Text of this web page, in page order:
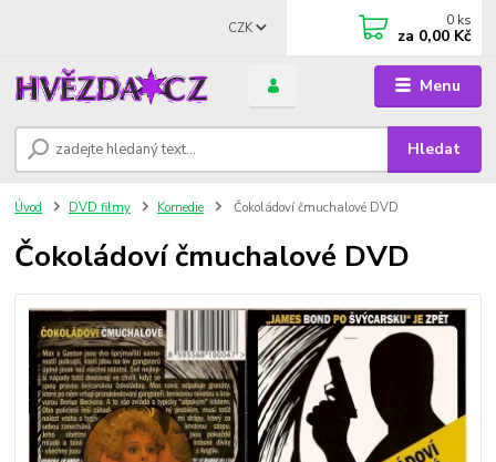
Menu
CZK
Hledat
0 ks
za 0,00 Kč
Úvod DVD filmy Komedie Čokoládoví čmuchalové DVD
Čokoládoví čmuchalové DVD